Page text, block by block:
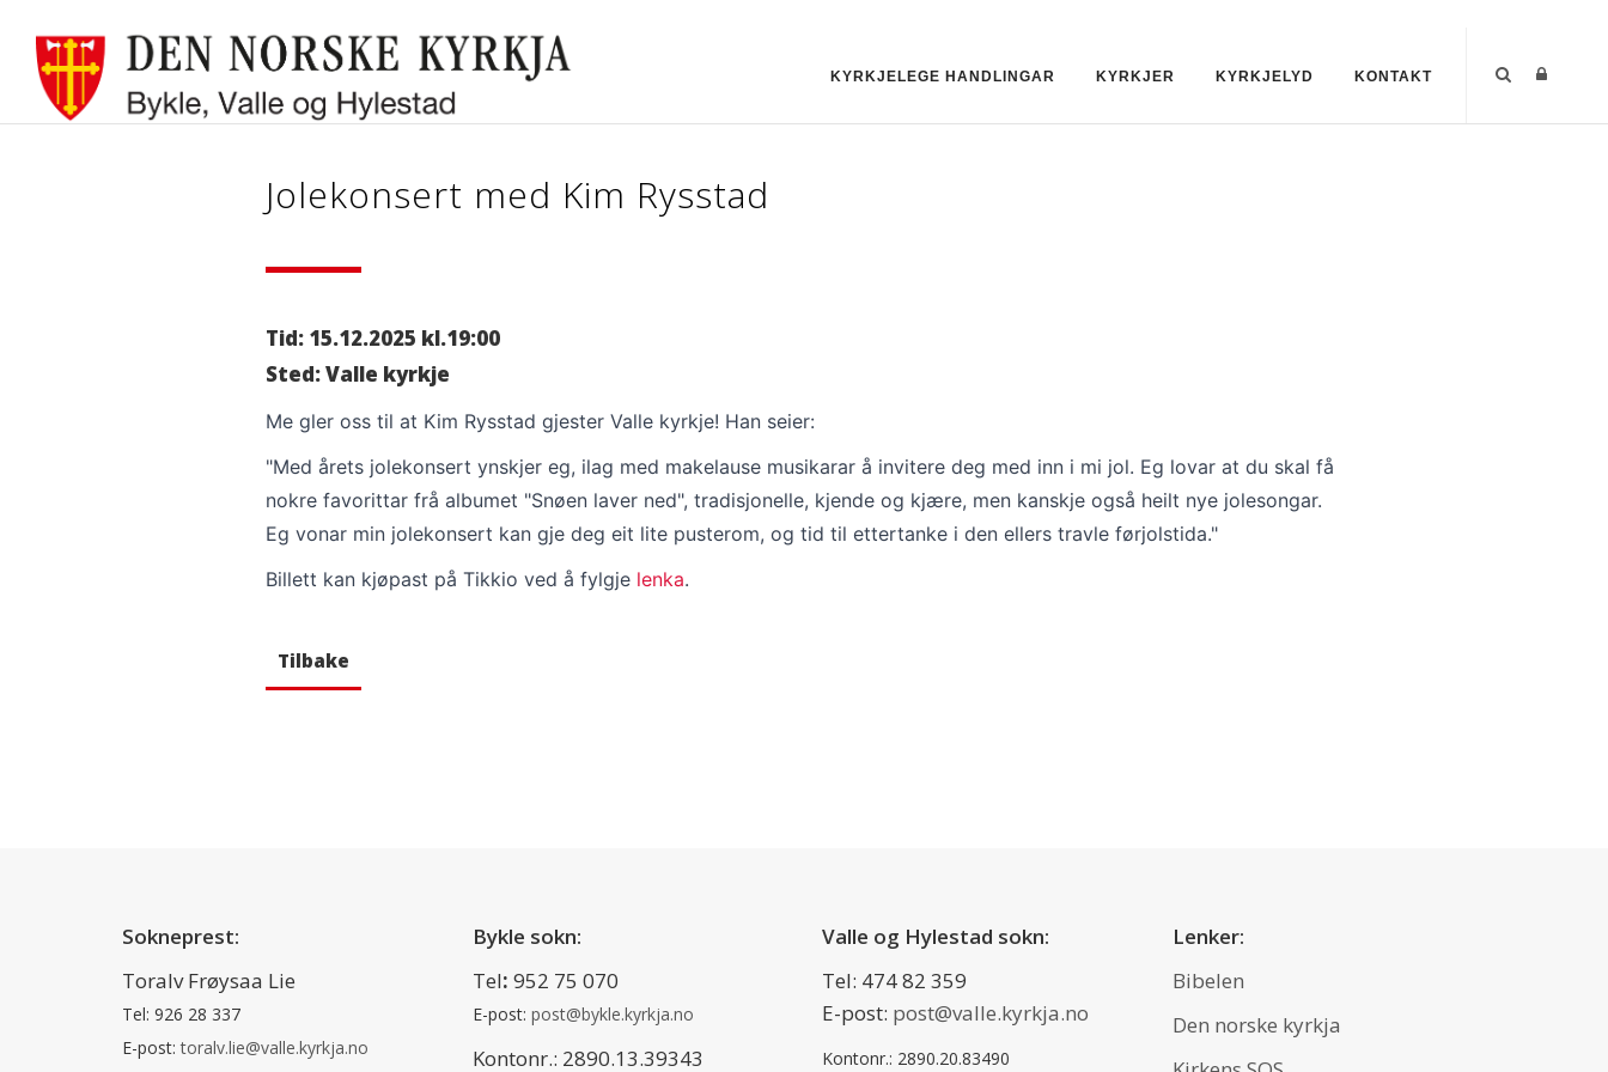
KYRKJELEGE HANDLINGAR KYRKJER KYRKJELYD KONTAKT
Jolekonsert med Kim Rysstad
Tid: 15.12.2025 kl.19:00
Sted: Valle kyrkje
Me gler oss til at Kim Rysstad gjester Valle kyrkje! Han seier:
"Med årets jolekonsert ynskjer eg, ilag med makelause musikarar å invitere deg med inn i mi jol. Eg lovar at du skal få
nokre favorittar frå albumet "Snøen laver ned", tradisjonelle, kjende og kjære, men kanskje også heilt nye jolesongar.
Eg vonar min jolekonsert kan gje deg eit lite pusterom, og tid til ettertanke i den ellers travle førjolstida."
Billett kan kjøpast på Tikkio ved å fylgje lenka.
Tilbake
Sokneprest:
Toralv Frøysaa Lie
Tel: 926 28 337
E-post:toralv.lie@valle.kyrkja.no
Bykle sokn:
Tel: 952 75 070
E-post: post@bykle.kyrkja.no
Kontonr.: 2890.13.39343
Valle og Hylestad sokn:
Tel: 474 82 359
E-post: post@valle.kyrkja.no
Kontonr.: 2890.20.83490
Lenker:
Bibelen
Den norske kyrkja